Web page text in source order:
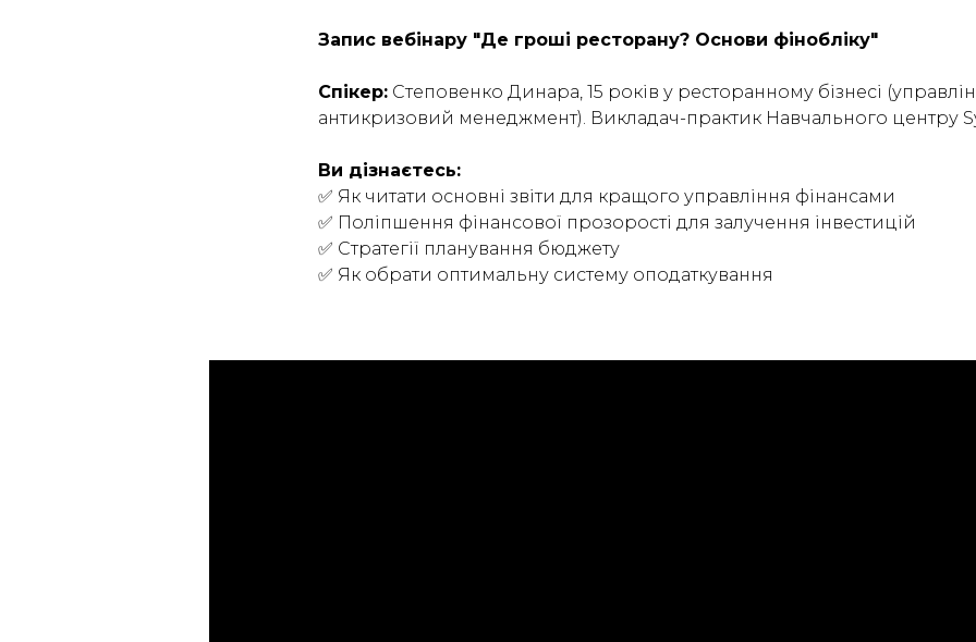
Запис вебінару "Де гроші ресторану? Основи фінобліку"
Спікер: Степовенко Динара, 15 років у ресторанному бізнесі
антикризовий менеджмент). Викладач-практик Навчального центру
Ви дізнаєтесь:
✅ Як читати основні звіти для кращого управління фінансами
✅ Поліпшення фінансової прозорості для залучення інвестицій
✅ Стратегії планування бюджету
✅ Як обрати оптимальну систему оподаткування